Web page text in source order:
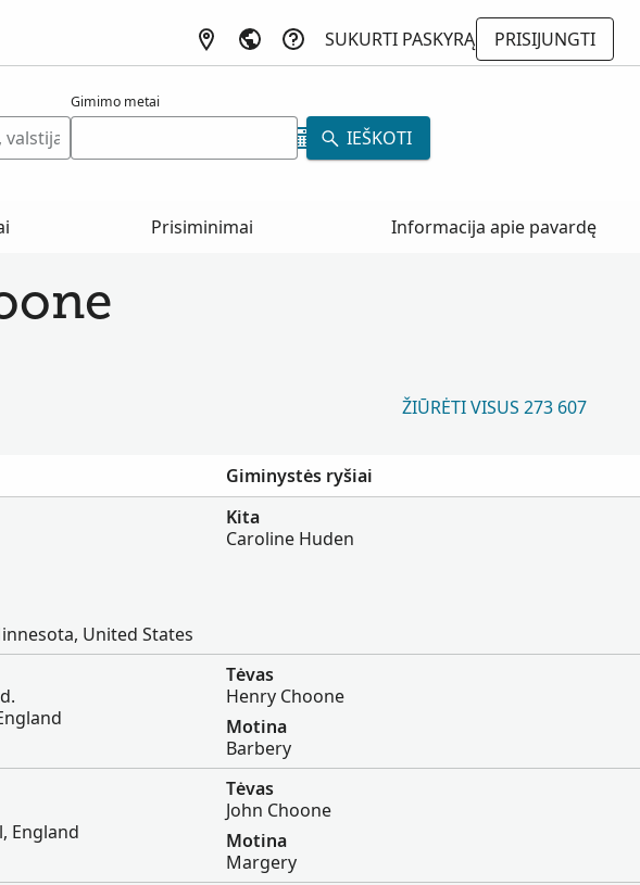
SUKURTI PASKYRĄ
PRISIJUNGTI
Gimimo metai
IEŠKOTI
Prisiminimai Informacija apie pavardę
ŽIŪRĖTI VISUS 273 607
Giminystės ryšiai
United States
Kita
Caroline Huden
Tėvas
Henry Choone
Motina
Barbery
England
Tėvas
John Choone
Motina
Margery